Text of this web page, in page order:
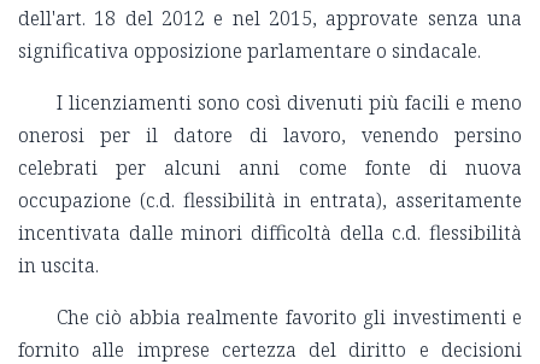
dell'art. 18 del 2012 e nel 2015, approvate senza una
significativa opposizione parlamentare o sindacale.
I licenziamenti sono così divenuti più facili e meno
onerosi per il datore di lavoro, venendo persino
celebrati per alcuni anni come fonte di nuova
occupazione (c.d. flessibilità in entrata), asseritamente
incentivata dalle minori difficoltà della c.d. flessibilità
in uscita.
Che ciò abbia realmente favorito gli investimenti e
fornito alle imprese certezza del diritto e decisioni